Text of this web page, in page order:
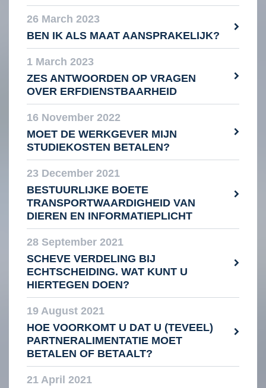
26 March 2023
BEN IK ALS MAAT AANSPRAKELIJK?
1 March 2023
ZES ANTWOORDEN OP VRAGEN
OVER ERFDIENSTBAARHEID
16 November 2022
MOET DE WERKGEVER MIJN
STUDIEKOSTEN BETALEN?
23 December 2021
BESTUURLIJKE BOETE
TRANSPORTWAARDIGHEID VAN
DIEREN EN INFORMATIEPLICHT
28 September 2021
SCHEVE VERDELING BIJ
ECHTSCHEIDING. WAT KUNT U
HIERTEGEN DOEN?
19 August 2021
HOE VOORKOMT U DAT U (TEVEEL)
PARTNERALIMENTATIE MOET
BETALEN OF BETAALT?
21 April 2021